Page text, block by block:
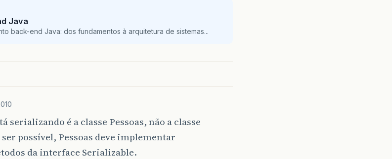
while ((linha = ( Pessoas)dsTwo.readObject()) !=
}
(Exception e) {
Java
back-end Java: dos fundamentos à arquitetura de sistemas...
serializando é a classe Pessoas, não a classe
possível, Pessoas deve implementar
da interface Serializable.